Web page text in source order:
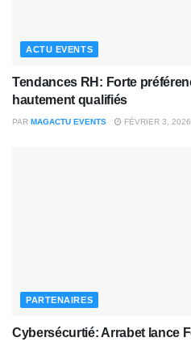
ACTU EVENTS
Tendances RH: Forte
hautement qualifiés
PAR MAGACTU EVENTS FÉVRIER 3, 2026
PARTENAIRES
Cybersécurtié: Arrabet lance